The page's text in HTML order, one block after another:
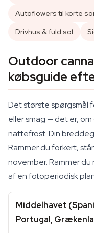
Autoflowers til korte
Drivhus & fuld sol
Outdoor
købsguide
Det største spørgsmål
eller smag — det er,
nattefrost. Din
Rammer du forkert,
november. Rammer
af en fotoperiodisk
Middelhavet
Portugal,